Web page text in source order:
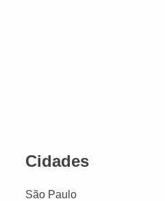
Cidades
São Paulo